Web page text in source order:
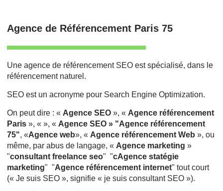
Agence de Référencement Paris 75
Une agence de référencement SEO est spécialisé, dans le
référencement naturel.
SEO est un acronyme pour Search Engine Optimization.
On peut dire : « Agence SEO », « Agence référencement
Paris», « », « Agence SEO » "Agence référencement
75", «Agence web», « Agence référencement Web », ou
même, par abus de langage, « Agence marketing »
"consultant freelance seo" "cAgence statégie
marketing" "Agence référencement internet" tout court
(« Je suis SEO », signifie « je suis consultant SEO »).